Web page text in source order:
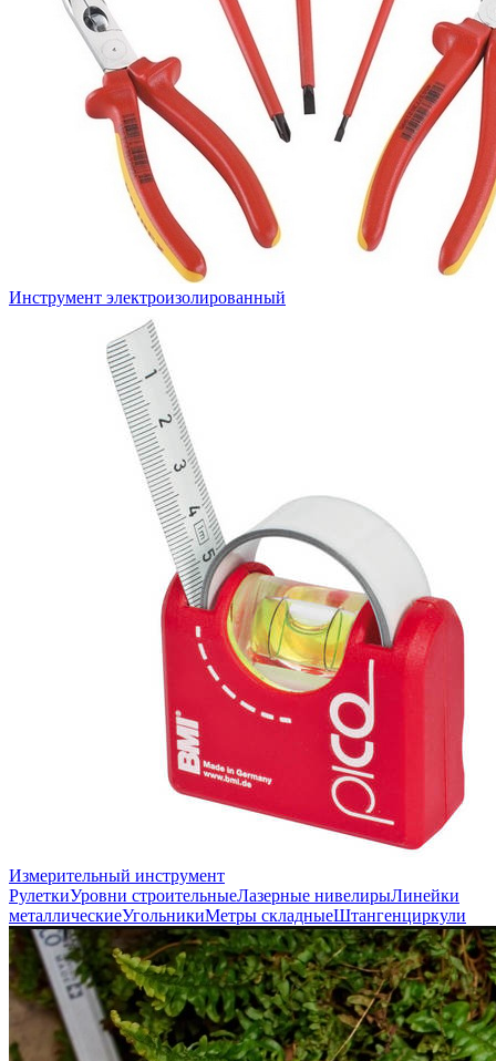
Инструмент электроизолированный
Измерительный инструмент
РулеткиУровни строительныеЛазерные нивелирыЛинейки
металлическиеУгольникиМетры складныеШтангенциркули